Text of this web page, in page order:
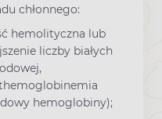
chłonnego:
hemolityczna lub
liczby białych
hemoglobiny);